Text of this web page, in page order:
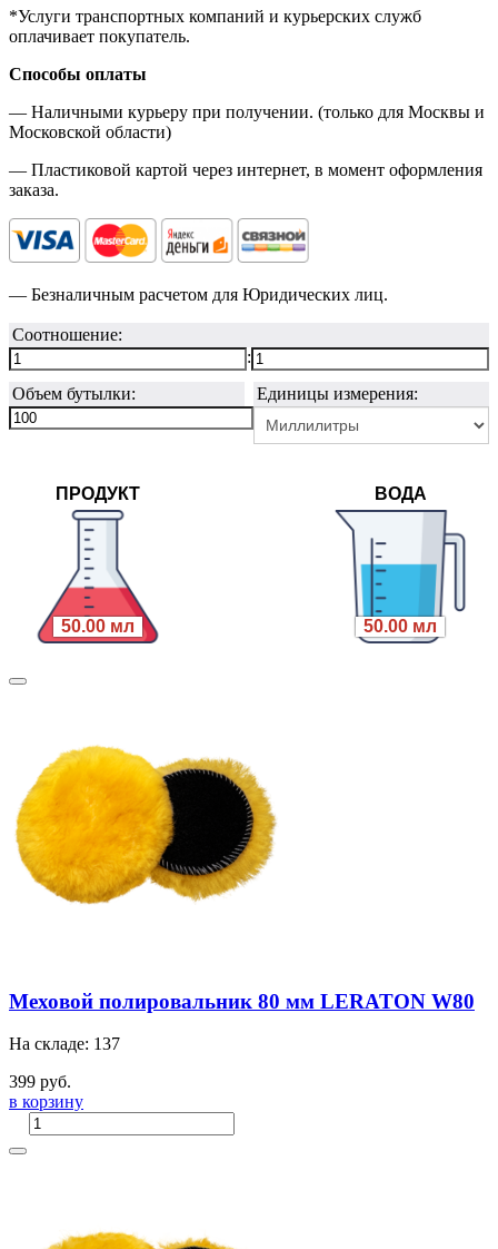
*Услуги транспортных компаний и курьерских служб
оплачивает покупатель.
Способы оплаты
— Наличными курьеру при получении. (только для Москвы и
Московской области)
— Пластиковой картой через интернет, в момент оформления
заказа.
— Безналичным расчетом для Юридических лиц.
Соотношение:
:
Объем бутылки:
Единицы измерения:
ПРОДУКТ
50.00 мл
ВОДА
50.00 мл
Меховой полировальник 80 мм LERATON W80
На складе: 137
399 руб.
в корзину